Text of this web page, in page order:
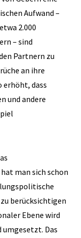
Aufwand –
2.000
– sind
Partnern zu
an ihre
erhöht, dass
und andere
man sich schon
berücksichtigen
Ebene wird
Das